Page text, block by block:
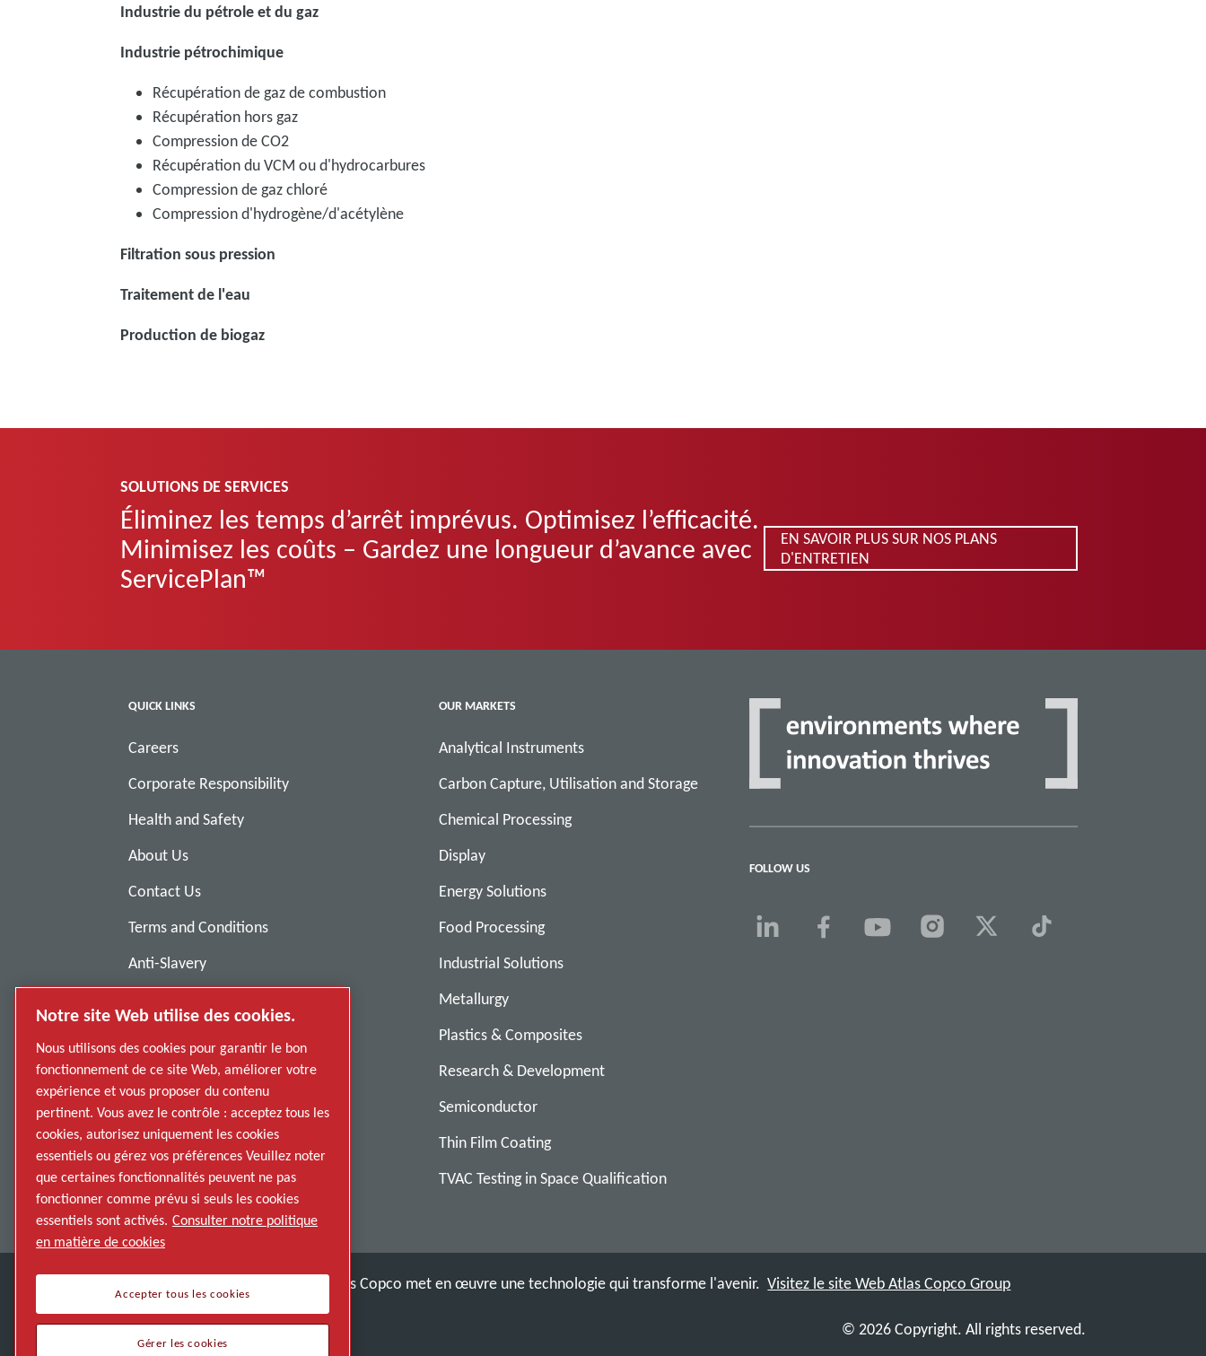
Industrie du pétrole et du gaz
Industrie pétrochimique
Récupération de gaz de combustion
Récupération hors gaz
Compression de CO2
Récupération du VCM ou d'hydrocarbures
Compression de gaz chloré
Compression d'hydrogène/d'acétylène
Filtration sous pression
Traitement de l'eau
Production de biogaz
SOLUTIONS DE SERVICES
Éliminez les temps d’arrêt imprévus. Optimisez l’efficacité.
Minimisez les coûts – Gardez une longueur d’avance avec
ServicePlan™
EN SAVOIR PLUS SUR NOS PLANS
D'ENTRETIEN
QUICK LINKS
Careers
Corporate Responsibility
Health and Safety
About Us
Contact Us
Terms and Conditions
Anti-Slavery
Suppliers
Accessibility
OUR MARKETS
Analytical Instruments
Carbon Capture, Utilisation and Storage
Chemical Processing
Display
Energy Solutions
Food Processing
Industrial Solutions
Metallurgy
Plastics & Composites
Research & Development
Semiconductor
Thin Film Coating
TVAC Testing in Space Qualification
FOLLOW US
Découvrez comment le groupe Atlas Copco met en œuvre une technologie qui transforme l'avenir. Visitez le site Web Atlas Copco Group
Membre Atlas Copco Group © 2026 Copyright. All rights reserved.
Notre site Web utilise des cookies.
Nous utilisons des cookies pour garantir le bon
fonctionnement de ce site Web, améliorer votre
expérience et vous proposer du contenu
pertinent. Vous avez le contrôle : acceptez tous les
cookies, autorisez uniquement les cookies
essentiels ou gérez vos préférences Veuillez noter
que certaines fonctionnalités peuvent ne pas
fonctionner comme prévu si seuls les cookies
essentiels sont activés. Consulter notre politique
en matière de cookies
Accepter tous les cookies
Gérer les cookies